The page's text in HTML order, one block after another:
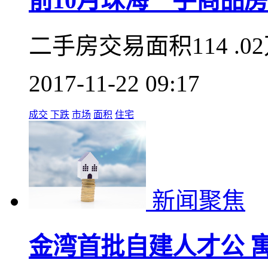
二手房交易面积114
2017-11-22 09:17
成交 下跌 市场 面积 住宅
新闻聚焦
金湾首批自建人才公